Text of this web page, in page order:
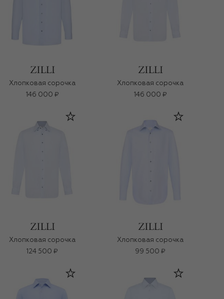
Хлопковая сорочка
146 000 ₽
Хлопковая сорочка
146 000 ₽
Хлопковая сорочка
124 500 ₽
Хлопковая сорочка
99 500 ₽